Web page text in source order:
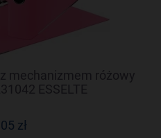
mechanizmem różowy
ESSELTE
zł